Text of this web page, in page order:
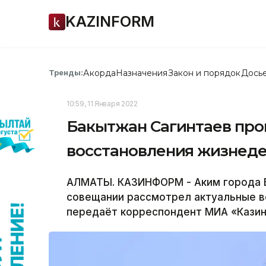
KAZINFORM
Тренды:АкордаНазначенияЗакон и порядок
10:59, 11 Января 2022
Бакытжан Сагинтаев
восстановления
АЛМАТЫ. КАЗИНФОРМ - Аким города
совещании рассмотрел актуальные
передаёт корреспондент МИА